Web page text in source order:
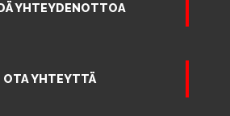
YHTEYDENOTTOA
OTA YHTEYTTÄ